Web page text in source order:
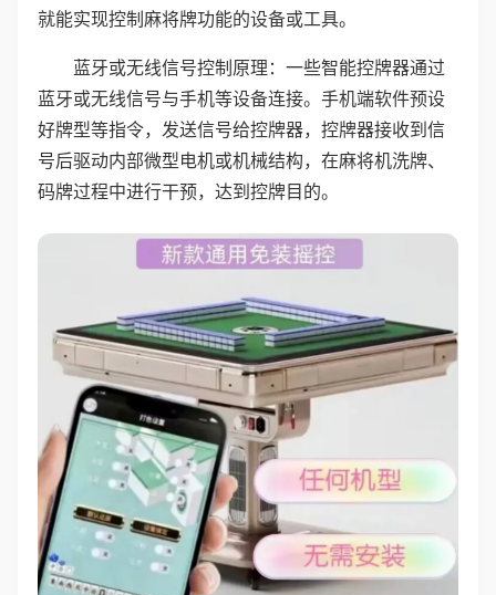
就能实现控制麻将牌功能的设备或工具。
蓝牙或无线信号控制原理：一些智能控牌器通过
蓝牙或无线信号与手机等设备连接。手机端软件预设
好牌型等指令，发送信号给控牌器，控牌器接收到信
号后驱动内部微型电机或机械结构，在麻将机洗牌、
码牌过程中进行干预，达到控牌目的。